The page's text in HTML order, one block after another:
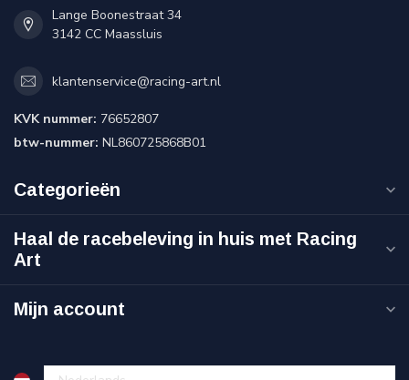
Lange Boonestraat 34
3142 CC Maassluis
klantenservice@racing-art.nl
KVK nummer: 76652807
btw-nummer: NL860725868B01
Categorieën
Haal de racebeleving in huis met Racing
Art
Mijn account